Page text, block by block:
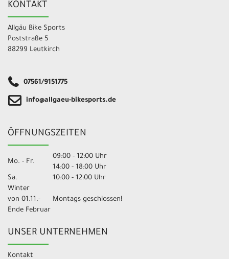
KONTAKT
Allgäu Bike Sports
Poststraße 5
88299 Leutkirch
07561/9151775
info@allgaeu-bikesports.de
ÖFFNUNGSZEITEN
Mo. - Fr.
09:00 - 12:00 Uhr
14:00 - 18:00 Uhr
Sa.
10:00 - 12:00 Uhr
Winter
von 01.11.-
Ende Februar
Montags geschlossen!
UNSER UNTERNEHMEN
Kontakt